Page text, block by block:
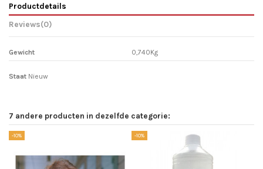
Productdetails
Reviews(0)
Gewicht 0,740Kg
Staat Nieuw
7 andere producten in dezelfde categorie:
-10% -10%